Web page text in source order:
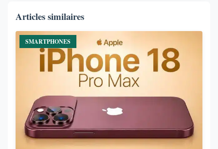
Articles similaires
SMARTPHONES